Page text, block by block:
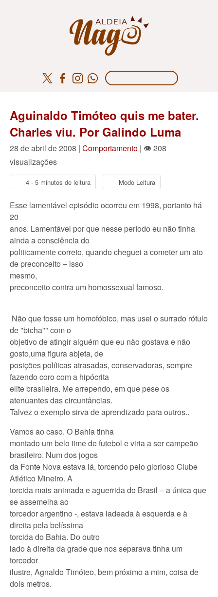
Aguinaldo Timóteo quis me bater.
Charles viu. Por Galindo Luma
28 de abril de 2008 | Comportamento | 👁 208
visualizações
4 - 5 minutos de leitura Modo Leitura
Esse lamentável episódio ocorreu em 1998, portanto há
20
anos. Lamentável por que nesse período eu não tinha
ainda a consciência do
politicamente correto, quando cheguei a cometer um ato
de preconceito – isso
mesmo,
preconceito contra um homossexual famoso.
Não que fosse um homofóbico, mas usei o surrado rótulo
de "bicha"" com o
objetivo de atingir alguém que eu não gostava e não
gosto,uma figura abjeta, de
posições políticas atrasadas, conservadoras, sempre
fazendo coro com a hipócrita
elite brasileira. Me arrependo, em que pese os
atenuantes das circuntâncias.
Talvez o exemplo sirva de aprendizado para outros..
Vamos ao caso. O Bahia tinha
montado um belo time de futebol e viria a ser campeão
brasileiro. Num dos jogos
da Fonte Nova estava lá, torcendo pelo glorioso Clube
Atlético Mineiro. A
torcida mais animada e aguerrida do Brasil – a única que
se assemelha ao
torcedor argentino -, estava ladeada à esquerda e à
direita pela belíssima
torcida do Bahia. Do outro
lado à direita da grade que nos separava tinha um
torcedor
ilustre, Agnaldo Timóteo, bem próximo a mim, coisa de
dois metros.